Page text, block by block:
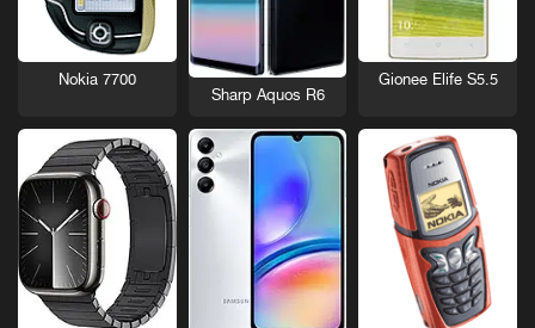
Gionee Elife S5.5
Sharp Aquos R6
Nokia 7700